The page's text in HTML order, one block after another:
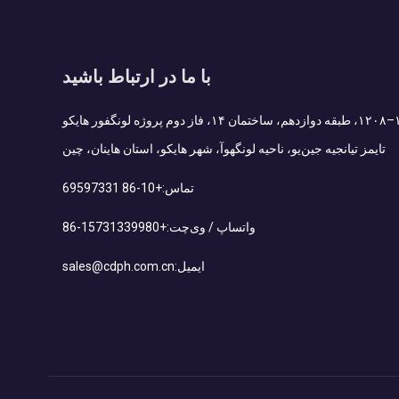
با ما در ارتباط باشید
Add : اتاق ۱۲۰۷–۱۲۰۸، طبقه دوازدهم، ساختمان ۱۴، فاز دوم پروژه لونگفور هایکو
تایمز تیانجیه جین‌یو، ناحیه لونگهوآ، شهر هایکو، استان هاینان، چین
تماس:+86-10 69597331
واتساپ / وی‌چت:+86-15731339980
ایمیل:sales@cdph.com.cn